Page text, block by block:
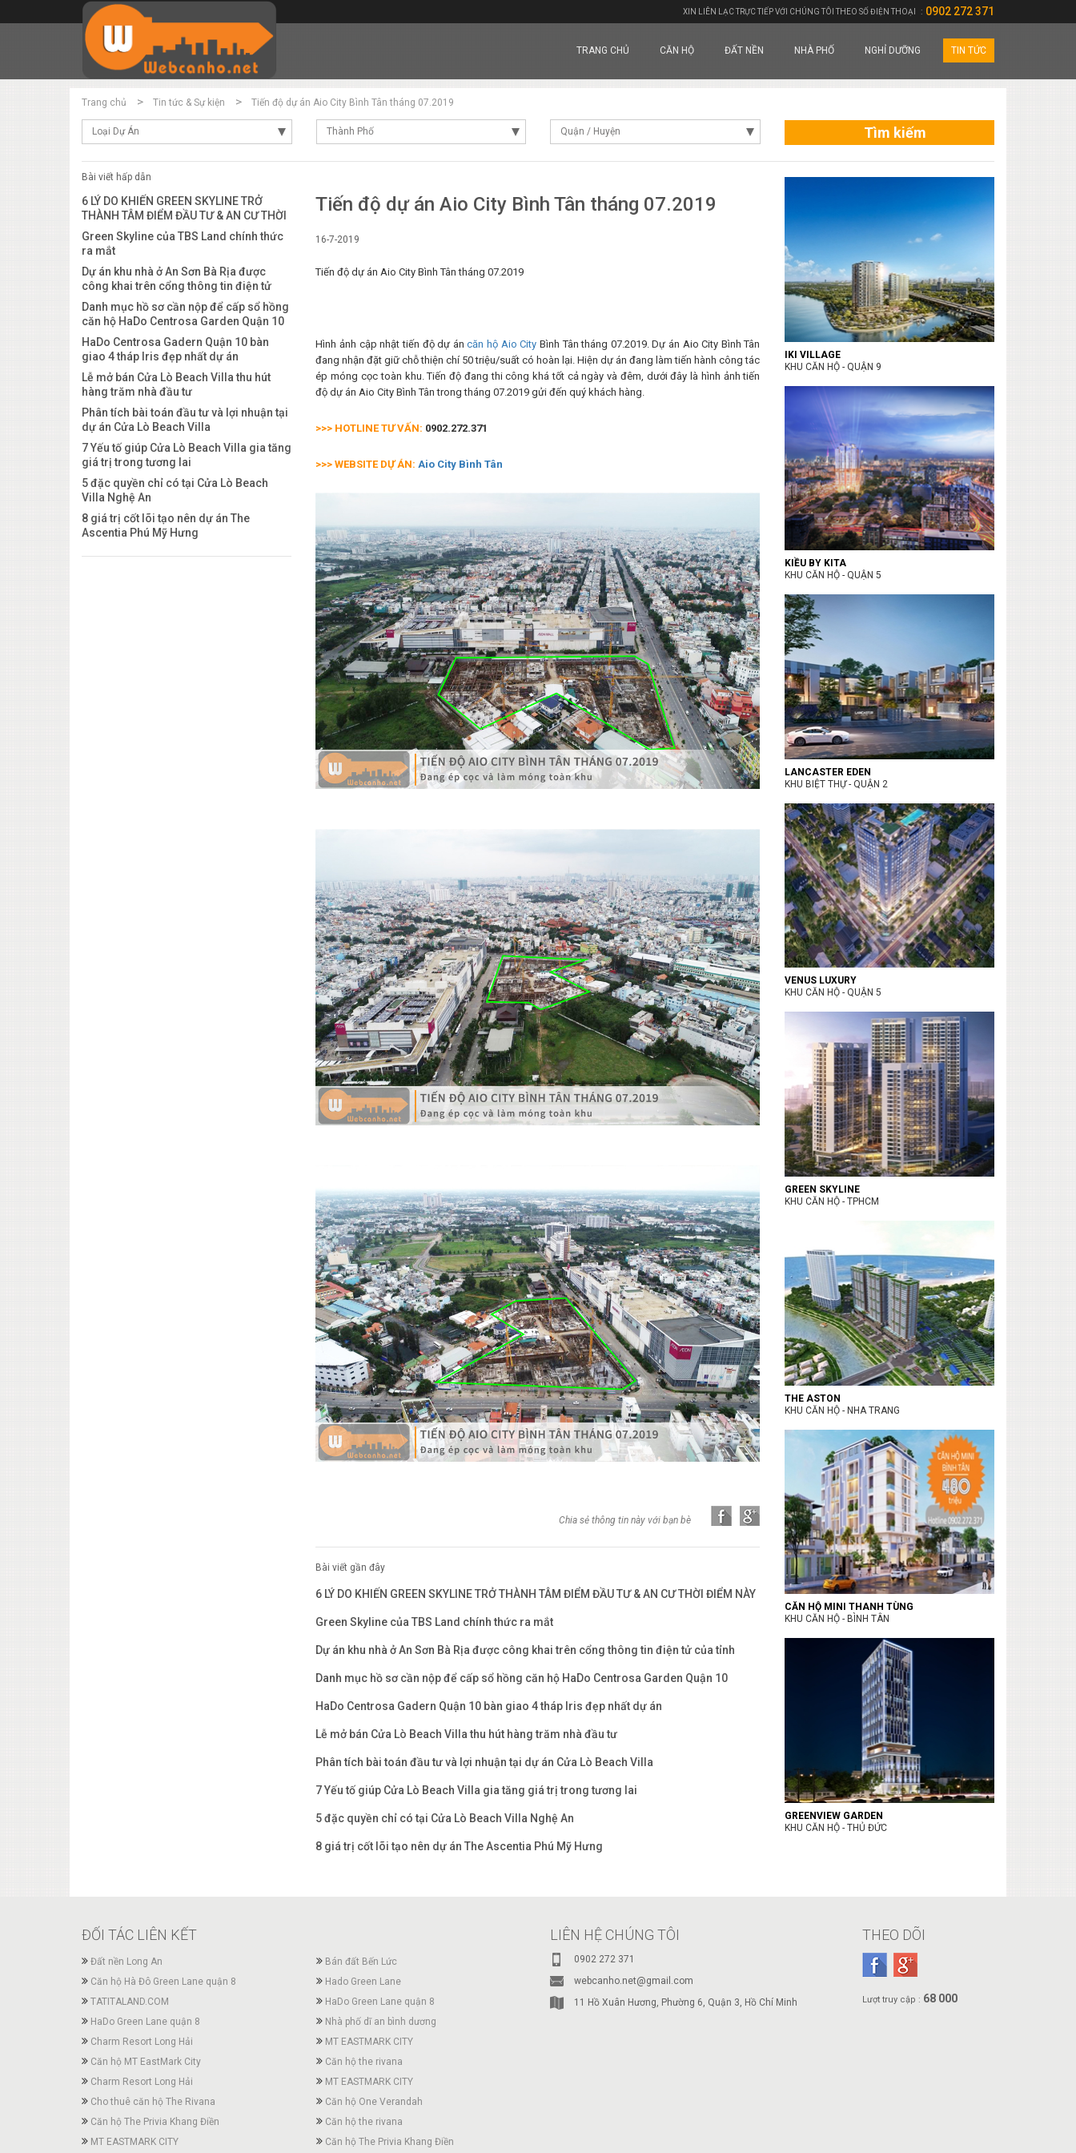
TRANG CHỦ CĂN HỘ ĐẤT NỀN NHÀ PHỐ NGHỈ DƯỠNG TIN TỨC
XIN LIÊN LẠC TRỰC TIẾP VỚI CHÚNG TÔI THEO SỐ ĐIỆN THOẠI : 0902 272 371
Trang chủ Tin tức & Sự kiện Tiến độ dự án Aio City Bình Tân tháng 07.2019
Loại Dự Án Thành Phố Quận / Huyện Tìm kiếm
Bài viết hấp dẫn
6 LÝ DO KHIẾN GREEN SKYLINE TRỞ
THÀNH TÂM ĐIỂM ĐẦU TƯ & AN CƯ THỜI
ĐIỂM NÀY
Green Skyline của TBS Land chính thức
ra mắt
Dự án khu nhà ở An Sơn Bà Rịa được
công khai trên cổng thông tin điện tử
của tỉnh
Danh mục hồ sơ cần nộp để cấp sổ hồng
căn hộ HaDo Centrosa Garden Quận 10
HaDo Centrosa Gadern Quận 10 bàn
giao 4 tháp Iris đẹp nhất dự án
Lễ mở bán Cửa Lò Beach Villa thu hút
hàng trăm nhà đầu tư
Phân tích bài toán đầu tư và lợi nhuận tại
dự án Cửa Lò Beach Villa
7 Yếu tố giúp Cửa Lò Beach Villa gia tăng
giá trị trong tương lai
5 đặc quyền chỉ có tại Cửa Lò Beach
Villa Nghệ An
8 giá trị cốt lõi tạo nên dự án The
Ascentia Phú Mỹ Hưng
Tiến độ dự án Aio City Bình Tân tháng 07.2019
16-7-2019
Tiến độ dự án Aio City Bình Tân tháng 07.2019
Hình ảnh cập nhật tiến độ dự áncăn hộ Aio City Bình Tân tháng 07.2019. Dự án Aio City Bình Tân
đang nhận đặt giữ chỗ thiện chí 50 triệu/suất có hoàn lại. Hiện dự án đang làm tiến hành công tác
ép móng cọc toàn khu. Tiến độ đang thi công khá tốt cả ngày và đêm, dưới đây là hình ảnh tiến
độ dự án Aio City Bình Tân trong tháng 07.2019 gửi đến quý khách hàng.
>>> HOTLINE TƯ VẤN: 0902.272.371
>>> WEBSITE DỰ ÁN: Aio City Bình Tân
Chia sẻ thông tin này với bạn bè
Bài viết gần đây
6 LÝ DO KHIẾN GREEN SKYLINE TRỞ THÀNH TÂM ĐIỂM ĐẦU TƯ & AN CƯ THỜI ĐIỂM NÀY
Green Skyline của TBS Land chính thức ra mắt
Dự án khu nhà ở An Sơn Bà Rịa được công khai trên cổng thông tin điện tử của tỉnh
Danh mục hồ sơ cần nộp để cấp sổ hồng căn hộ HaDo Centrosa Garden Quận 10
HaDo Centrosa Gadern Quận 10 bàn giao 4 tháp Iris đẹp nhất dự án
Lễ mở bán Cửa Lò Beach Villa thu hút hàng trăm nhà đầu tư
Phân tích bài toán đầu tư và lợi nhuận tại dự án Cửa Lò Beach Villa
7 Yếu tố giúp Cửa Lò Beach Villa gia tăng giá trị trong tương lai
5 đặc quyền chỉ có tại Cửa Lò Beach Villa Nghệ An
8 giá trị cốt lõi tạo nên dự án The Ascentia Phú Mỹ Hưng
IKI VILLAGE
KHU CĂN HỘ - QUẬN 9
KIỀU BY KITA
KHU CĂN HỘ - QUẬN 5
LANCASTER EDEN
KHU BIỆT THỰ - QUẬN 2
VENUS LUXURY
KHU CĂN HỘ - QUẬN 5
GREEN SKYLINE
KHU CĂN HỘ - TPHCM
THE ASTON
KHU CĂN HỘ - NHA TRANG
CĂN HỘ MINI THANH TÙNG
KHU CĂN HỘ - BÌNH TÂN
GREENVIEW GARDEN
KHU CĂN HỘ - THỦ ĐỨC
ĐỐI TÁC LIÊN KẾT
Đất nền Long An
Bán đất Bến Lức
Căn hộ Hà Đô Green Lane quận 8
Hado Green Lane
TATITALAND.COM
HaDo Green Lane quận 8
HaDo Green Lane quận 8
Nhà phố dĩ an bình dương
Charm Resort Long Hải
MT EASTMARK CITY
Căn hộ MT EastMark City
Căn hộ the rivana
Charm Resort Long Hải
MT EASTMARK CITY
Cho thuê căn hộ The Rivana
Căn hộ One Verandah
Căn hộ The Privia Khang Điền
Căn hộ the rivana
MT EASTMARK CITY
Căn hộ The Privia Khang Điền
LIÊN HỆ CHÚNG TÔI
0902 272 371
webcanho.net@gmail.com
11 Hồ Xuân Hương, Phường 6, Quận 3, Hồ Chí Minh
THEO DÕI
Lượt truy cập : 68 000